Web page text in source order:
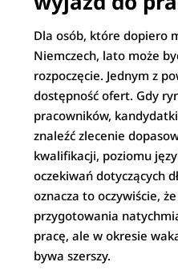
Dla osób, które dopiero
Niemczech, lato może
rozpoczęcie. Jednym z
dostępność ofert. Gdy
pracowników,
znaleźć zlecenie
kwalifikacji, poziomu
oczekiwań dotyczących
oznacza to oczywiście,
przygotowania
pracę, ale w okresie
bywa szerszy.